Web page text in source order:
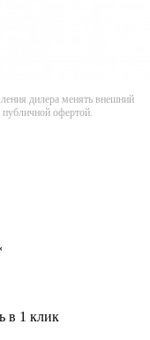
дилера менять внешний
офертой.
в 1 клик